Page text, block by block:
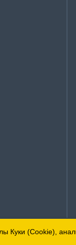
Куки (Cookie),